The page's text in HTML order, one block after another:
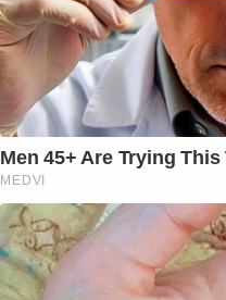
Men 45+ Are Trying
MEDVI